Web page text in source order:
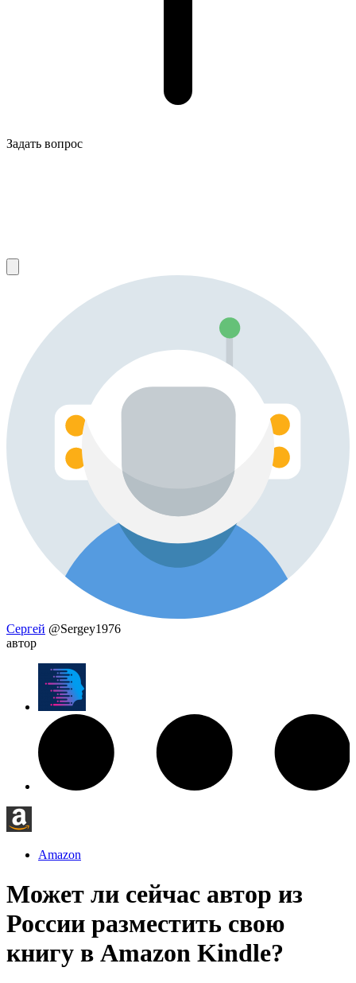
Задать вопрос
Сергей @Sergey1976
автор
Amazon
Может ли сейчас автор из
России разместить свою
книгу в Amazon Kindle?